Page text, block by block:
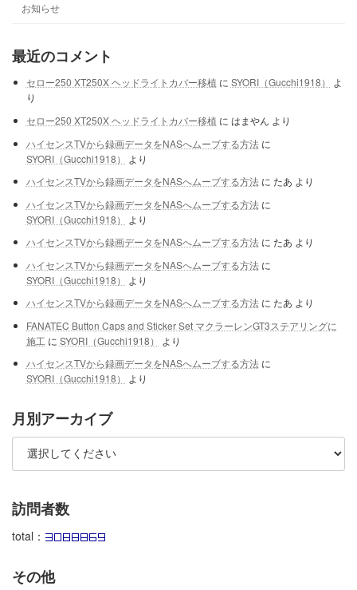
お知らせ
最近のコメント
セロー250 XT250X ヘッドライトカバー移植 に SYORI（Gucchi1918）
よ
り
セロー250 XT250X ヘッドライトカバー移植 に はまやん より
ハイセンスTVから録画データをNASへムーブする方法に
SYORI（Gucchi1918）
より
ハイセンスTVから録画データをNASへムーブする方法に たあ より
ハイセンスTVから録画データをNASへムーブする方法に
SYORI（Gucchi1918）
より
ハイセンスTVから録画データをNASへムーブする方法に たあ より
ハイセンスTVから録画データをNASへムーブする方法に
SYORI（Gucchi1918）
より
ハイセンスTVから録画データをNASへムーブする方法に たあ より
FANATEC Button Caps and Sticker Set マクラーレンGT3ステアリングに
施工 に SYORI（Gucchi1918）
より
ハイセンスTVから録画データをNASへムーブする方法に
SYORI（Gucchi1918）
より
月別アーカイブ
訪問者数
total：
その他